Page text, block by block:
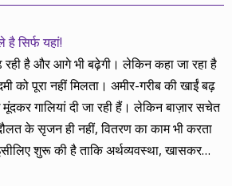
सिर्फ यहां!
रही है और आगे भी बढ़ेगी। लेकिन कहा जा रहा है
को पूरा नहीं मिलता। अमीर-गरीब की खाईं बढ़
गालियां दी जा रही हैं। लेकिन बाज़ार सचेत
के सृजन ही नहीं, वितरण का काम भी करता
शुरू की है ताकि अर्थव्यवस्था, खासकर